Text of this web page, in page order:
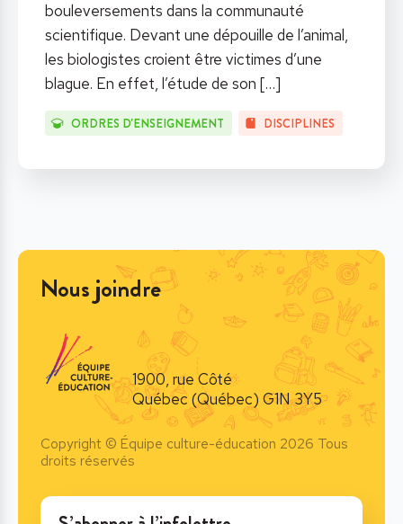
bouleversements dans la communauté
scientifique. Devant une dépouille de l’animal,
les biologistes croient être victimes d’une
blague. En effet, l’étude de son […]
ORDRES D'ENSEIGNEMENT DISCIPLINES
Nous joindre
1900, rue Côté
Québec (Québec) G1N 3Y5
Copyright © Équipe culture-éducation 2026 Tous
droits réservés